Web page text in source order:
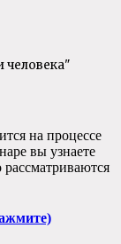
человека"
на процессе
вы узнаете
рассматриваются